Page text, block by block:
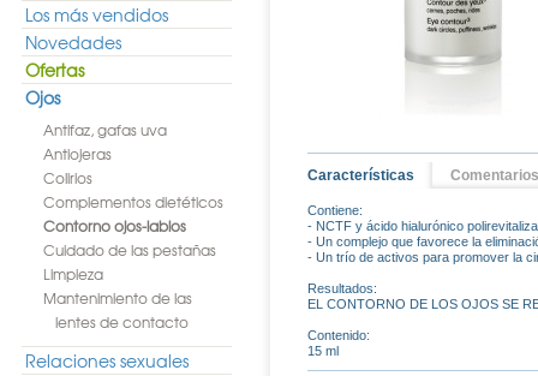
Los más vendidos
Novedades
Ofertas
Ojos
Antifaz, gafas uva
Antiojeras
Colirios
Complementos dietéticos
Contorno ojos-labios
Cuidado de las pestañas
Limpieza
Mantenimiento de las
lentes de contacto
Relaciones sexuales
Características Comentarios
Contiene:
- NCTF y ácido hialurónico
- Un complejo que favorece la
- Un trío de activos para promover la
Resultados:
EL CONTORNO DE LOS OJOS SE
Contenido:
15 ml